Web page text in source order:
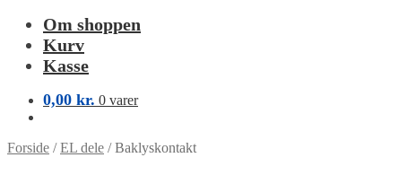
Om shoppen
Kurv
Kasse
0,00 kr. 0 varer
Forside /EL dele /Baklyskontakt